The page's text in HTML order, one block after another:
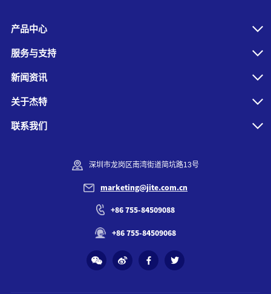
产品中心
服务与支持
新闻资讯
关于杰特
联系我们
深圳市龙岗区南湾街道简坑路13号
marketing@jite.com.cn
+86 755-84509088
+86 755-84509068